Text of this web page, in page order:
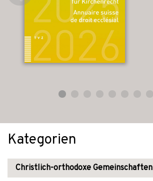
Kategorien
Christlich-orthodoxe Gemeinschaften